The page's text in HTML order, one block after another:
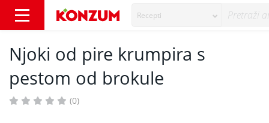
Recepti
Njoki od pire krumpira s
pestom od brokule
(0)